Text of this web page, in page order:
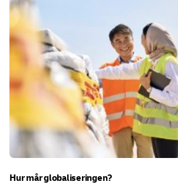
Hur mår globaliseringen?